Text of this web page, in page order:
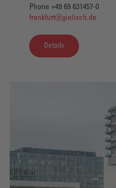
Phone +49 69 631457-0
frankfurt@gielisch.de
Details